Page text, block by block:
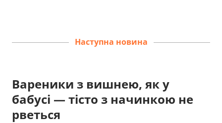
Наступна новина
Вареники з вишнею, як у
бабусі — тісто з начинкою не
рветься